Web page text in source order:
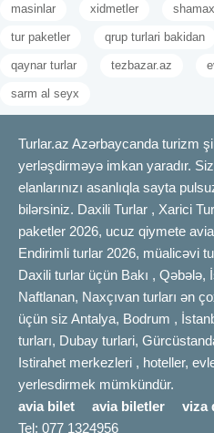
masinlar xidmetler
tur paketler qrup turlari bakidan
qaynar turlar tezbazar.az
sarm al seyx
Turlar.az Azərbaycanda turizm
yerləşdirməyə imkan yaradır.
elanlarınızı asanlıqla sayta
bilərsiniz. Daxili Turlar , Xarici
paketler 2026, ucuz qiymete
Endirimli turlar 2026, müalicəvi
Daxili turlar üçün Bakı , Qəbələ,
Naftlanan, Naxçıvan turları ən
üçün siz Antalya, Bodrum ,
turları, Dubay turlari,
Istirahet merkezleri , hoteller,
yerlesdirmek mümkündür.
avia bilet
avia biletler viza
Tel: 077 1324956